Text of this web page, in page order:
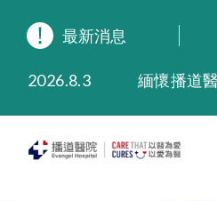
最新消息
2026.8.3
2025.9.23